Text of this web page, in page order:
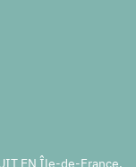
EN Île-de-France.